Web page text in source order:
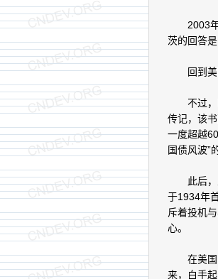
2003年
茨的回答
回到美国
不过，巴
传记，该
一度超越
国债风波”
此后，虽
于1934年
斥着投机
心。
在美国，
来，白手